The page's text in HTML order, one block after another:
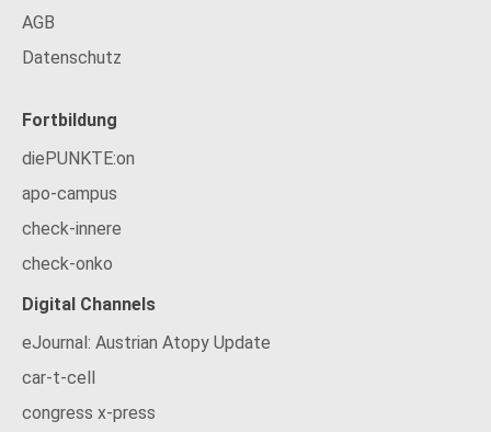
AGB
Datenschutz
Fortbildung
diePUNKTE:on
apo-campus
check-innere
check-onko
Digital Channels
eJournal: Austrian Atopy Update
car-t-cell
congress x-press